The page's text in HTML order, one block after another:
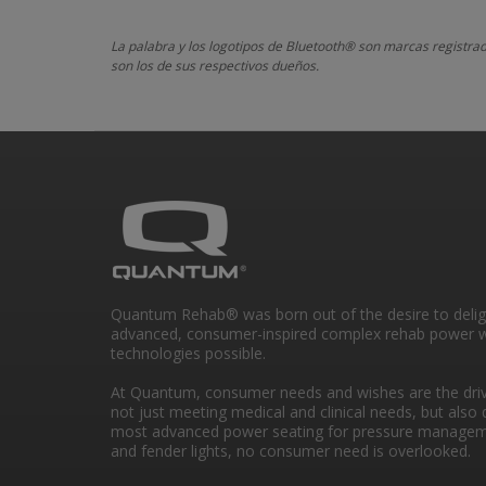
La palabra y los logotipos de Bluetooth® son marcas
son los de sus respectivos dueños.
Quantum Rehab® was born out of the desire to
advanced, consumer-inspired complex rehab power
technologies possible.
At Quantum, consumer needs and wishes are the
not just meeting medical and clinical needs, but
most advanced power seating for pressure
and fender lights, no consumer need is overlooked.